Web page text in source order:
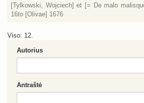
[Tylkowski, Wojciech] et [= De malo
16to [Olivae] 1676
Viso: 12.
Autorius
Antraštė